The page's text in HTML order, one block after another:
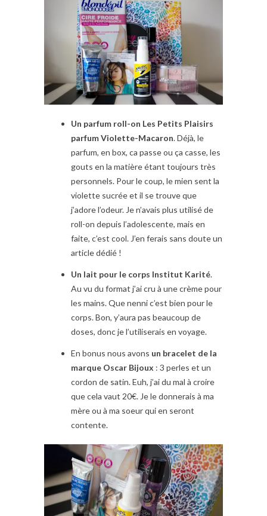
Un parfum roll-on Les Petits Plaisirs
parfum Violette-Macaron. Déjà, le
parfum, en box, ca passe ou ça casse, les
gouts en la matière étant toujours très
personnels. Pour le coup, le mien sent la
violette sucrée et il se trouve que
j’adore l’odeur. Je n’avais plus utilisé de
roll-on depuis l’adolescente, mais en
faite, c’est cool. J’en ferais sans doute un
article dédié !
Un lait pour le corps Institut Karité.
Au vu du format j’ai cru à une crème pour
les mains. Que nenni c’est bien pour le
corps. Bon, y’aura pas beaucoup de
doses, donc je l’utiliserais en voyage.
En bonus nous avons un bracelet de la
marque Oscar Bijoux : 3 perles et un
cordon de satin. Euh, j’ai du mal à croire
que cela vaut 20€. Je le donnerais à ma
mère ou à ma soeur qui en seront
contente.